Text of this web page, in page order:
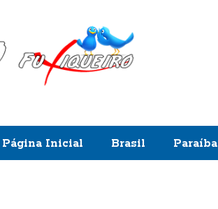
Página Inicial Brasil Paraíba